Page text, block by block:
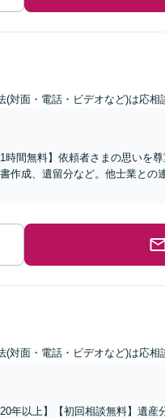
(対面・電話・ビデオなど)は応相
時間無料】依頼者さまの思いを
作成、遺留分など。他士業との
(対面・電話・ビデオなど)は応相
年以上】【初回相談無料】遺